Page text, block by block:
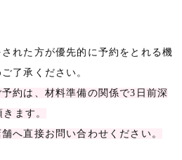
れた方が優先的に予約をとれる機
了承ください。
約は、材料準備の関係で3日前深
ます。
へ直接お問い合わせください。